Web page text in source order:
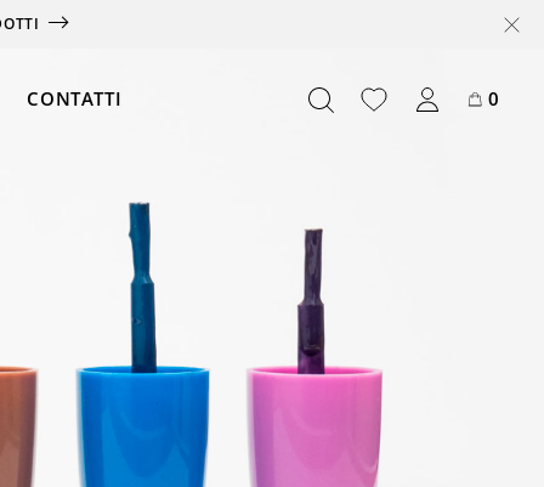
Offerte
Box
Abbonamento
Partnership
CONTATTI 0